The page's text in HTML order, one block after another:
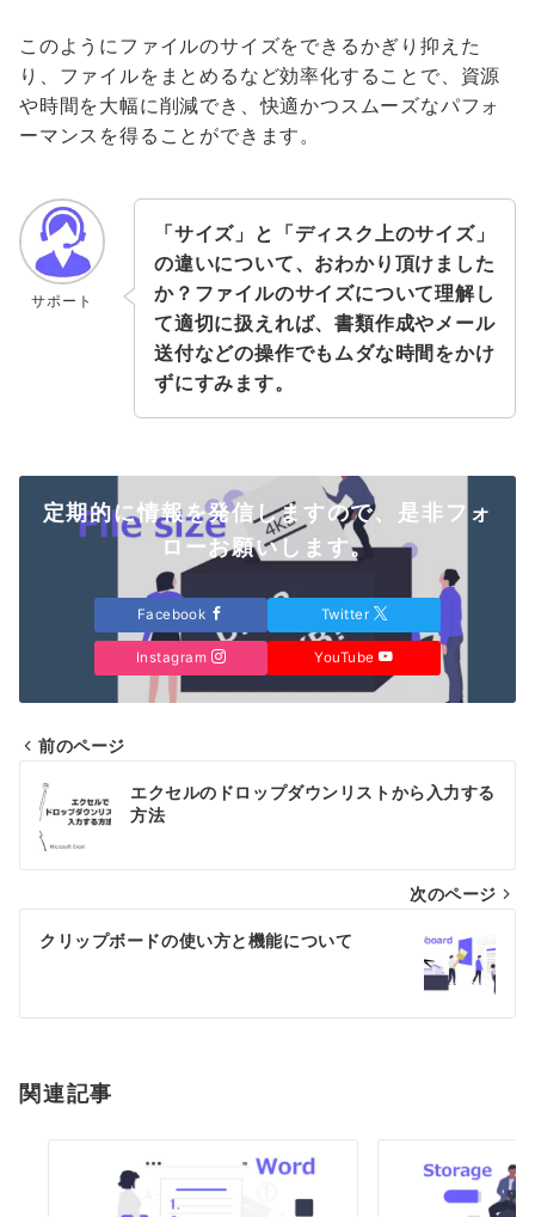
このようにファイルのサイズをできるかぎり抑えた
り、ファイルをまとめるなど効率化することで、資源
や時間を大幅に削減でき、快適かつスムーズなパフォ
ーマンスを得ることができます。
サポート
「サイズ」と「ディスク上のサイズ」
の違いについて、おわかり頂けました
か？ファイルのサイズについて理解し
て適切に扱えれば、書類作成やメール
送付などの操作でもムダな時間をかけ
ずにすみます。
定期的に情報を発信しますので、是非フォ
ローお願いします。
Facebook Twitter
Instagram YouTube
投
稿
ナ
ビ
ゲ
シ
ン
前のページ
エクセルのドロップダウンリストから入力する
方法
次のページ
クリップボードの使い方と機能について
関連記事